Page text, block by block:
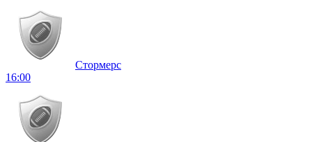
Стормерс
16:00